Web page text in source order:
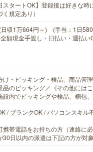
スタートOK】登録後は好きな時
く規定あり）
日収1万664円～) (手当：1日
額現金手渡し・日払い・週払い
・ピッキング・検品、商品管理
品のピッキング／《その他には
設内でピッキングや検品、梱包
/ ブランクOK / パソコンスキル
携帯電話をお持ちの方（連絡に必
30日以内の派遣は下記の方が対